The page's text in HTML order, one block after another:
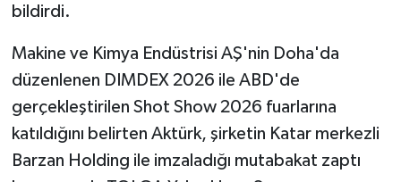
bildirdi.
Makine ve Kimya Endüstrisi AŞ'nin Doha'da
düzenlenen DIMDEX 2026 ile ABD'de
gerçekleştirilen Shot Show 2026 fuarlarına
katıldığını belirten Aktürk, şirketin Katar merkezli
Barzan Holding ile imzaladığı mutabakat zaptı